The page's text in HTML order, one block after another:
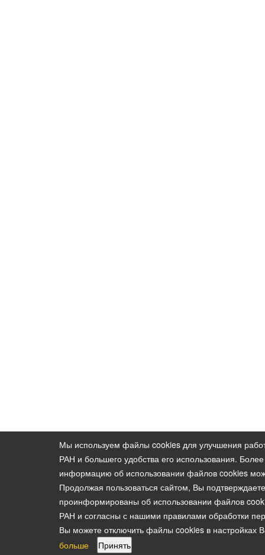
Мы используем файлы cookies для улучшения
РАН и большего удобства его использования.
информацию об использовании файлов cookies
Продолжая пользоваться сайтом, Вы
проинформированы об использовании файлов
РАН и согласны с нашими правилами обработки
Вы можете отключить файлы cookies в настройках
больше
Принять